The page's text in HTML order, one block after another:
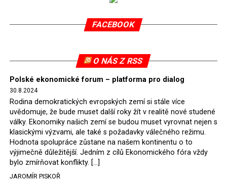
FACEBOOK
O NÁS Z RSS
Polské ekonomické forum – platforma pro dialog
30.8.2024
Rodina demokratických evropských zemí si stále více
uvědomuje, že bude muset další roky žít v realitě nové studené
války. Ekonomiky našich zemí se budou muset vyrovnat nejen s
klasickými výzvami, ale také s požadavky válečného režimu.
Hodnota spolupráce zůstane na našem kontinentu o to
výjimečně důležitější. Jedním z cílů Ekonomického fóra vždy
bylo zmírňovat konflikty. […]
JAROMÍR PISKOŘ